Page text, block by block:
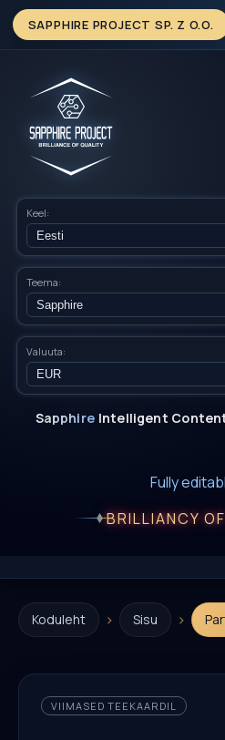
SAPPHIRE PROJECT SP. Z O.O.
Keel:
Teema:
Valuuta:
Sapphire Intelligent
Fully
BRILLIANCY
Koduleht › Sisu ›
VIIMASED TEEKAARDIL